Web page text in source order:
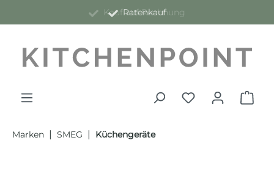
Ratenkauf
Kauf auf Rechnung
Marken | SMEG | Küchengeräte